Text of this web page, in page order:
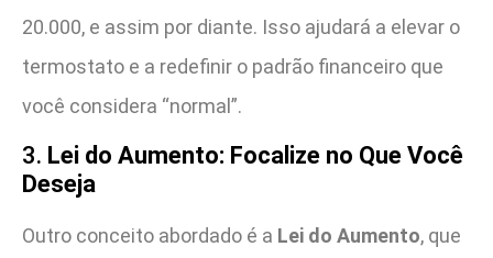
20.000, e assim por diante. Isso ajudará a elevar o
termostato e a redefinir o padrão financeiro que
você considera “normal”.
3. Lei do Aumento: Focalize no Que Você
Deseja
Outro conceito abordado é a Lei do Aumento, que